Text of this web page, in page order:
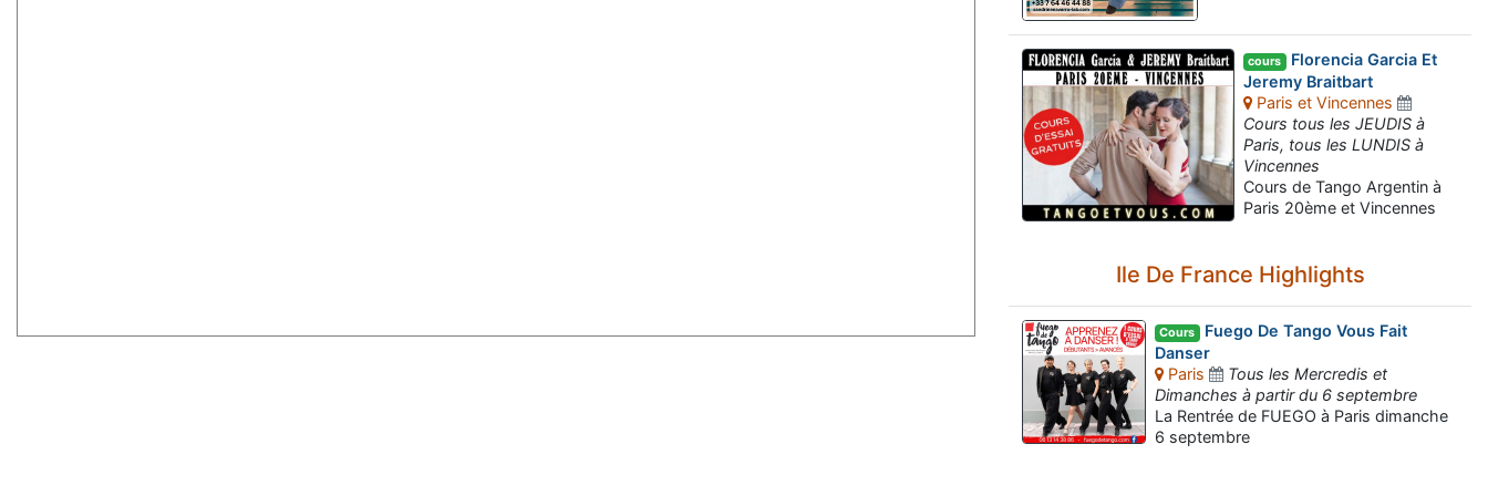
cours Florencia Garcia Et
Jeremy Braitbart
Paris et Vincennes
Cours tous les JEUDIS à
Paris, tous les LUNDIS à
Vincennes
Cours de Tango Argentin à
Paris 20ème et Vincennes
Ile De France Highlights
Cours Fuego De Tango Vous Fait
Danser
Paris
Tous les Mercredis et
Dimanches à partir du 6 septembre
La Rentrée de FUEGO à Paris dimanche
6 septembre
Assistant tango-argentin.fr
Questions sur les milongas, cours et stages